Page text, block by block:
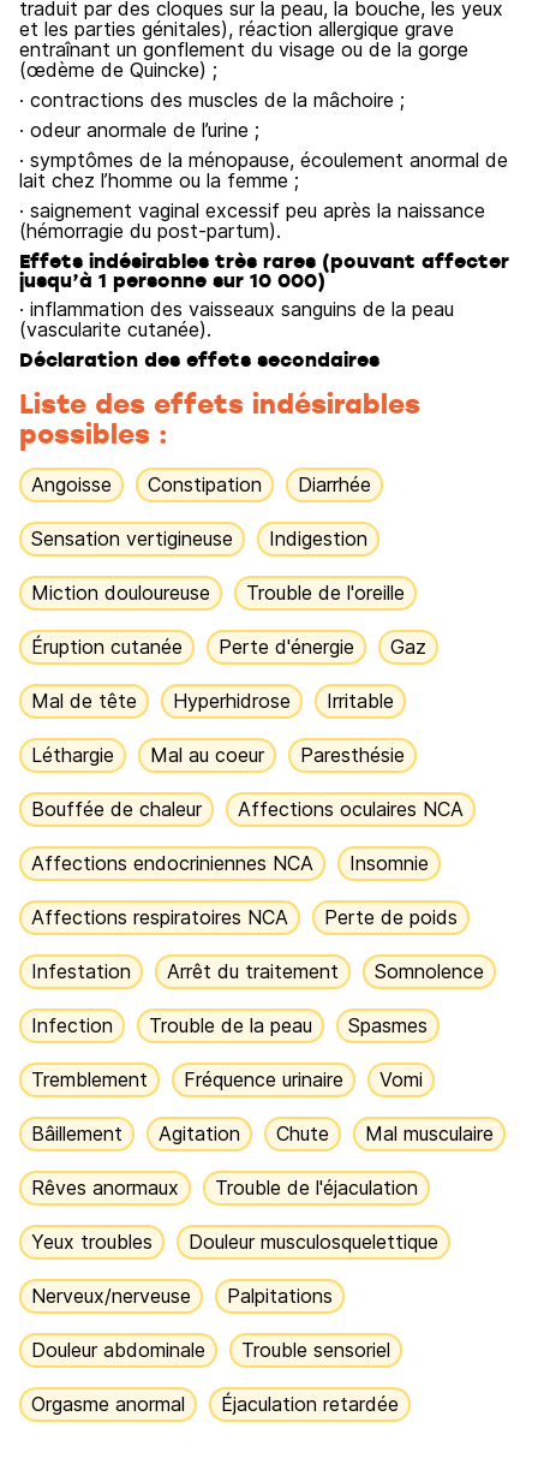
traduit par des cloques sur la peau, la bouche, les yeux
et les parties génitales), réaction allergique grave
entraînant un gonflement du visage ou de la gorge
(œdème de Quincke) ;
· contractions des muscles de la mâchoire ;
· odeur anormale de l’urine ;
· symptômes de la ménopause, écoulement anormal de
lait chez l’homme ou la femme ;
· saignement vaginal excessif peu après la naissance
(hémorragie du post-partum).
Effets indésirables très rares (pouvant affecter
jusqu’à 1 personne sur 10 000)
· inflammation des vaisseaux sanguins de la peau
(vascularite cutanée).
Déclaration des effets secondaires
Liste des effets indésirables
possibles :
Angoisse Constipation Diarrhée
Sensation vertigineuse Indigestion
Miction douloureuse Trouble de l'oreille
Éruption cutanée Perte d'énergie Gaz
Mal de tête Hyperhidrose Irritable
Léthargie Mal au coeur Paresthésie
Bouffée de chaleur Affections oculaires NCA
Affections endocriniennes NCA Insomnie
Affections respiratoires NCA Perte de poids
Infestation Arrêt du traitement Somnolence
Infection Trouble de la peau Spasmes
Tremblement Fréquence urinaire Vomi
Bâillement Agitation Chute Mal musculaire
Rêves anormaux Trouble de l'éjaculation
Yeux troubles Douleur musculosquelettique
Nerveux/nerveuse Palpitations
Douleur abdominale Trouble sensoriel
Orgasme anormal Éjaculation retardée